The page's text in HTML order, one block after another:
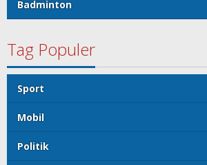
Badminton
Tag Populer
Sport
Mobil
Politik